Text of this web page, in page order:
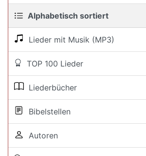
Alphabetisch sortiert
Lieder mit Musik (MP3)
TOP 100 Lieder
Liederbücher
Bibelstellen
Autoren